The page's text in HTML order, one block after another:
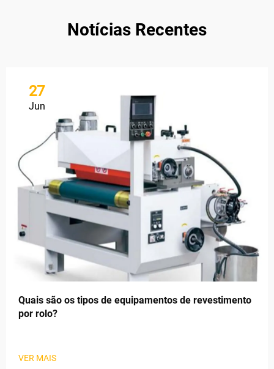
Notícias Recentes
27
Jun
Quais são os tipos de equipamentos de revestimento
por rolo?
VER MAIS